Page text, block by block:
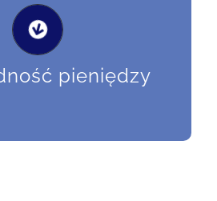
pieniędzy
pomontażowa chroni
zapłatą za wadliwy
produkt.